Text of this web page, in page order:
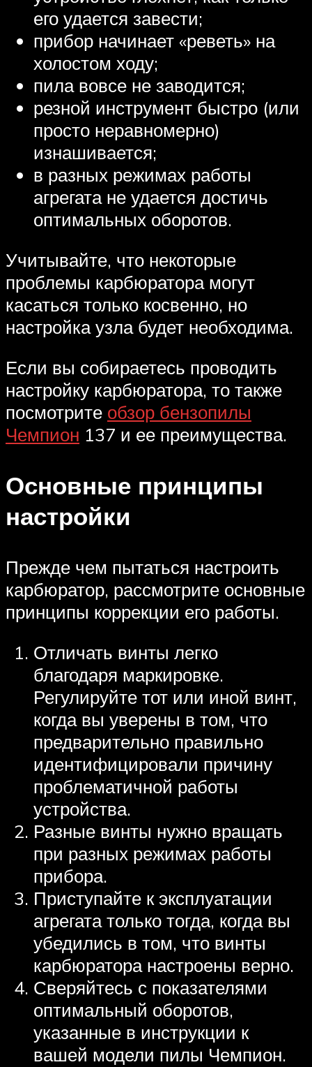
его удается завести;
прибор начинает «реветь» на
холостом ходу;
пила вовсе не заводится;
резной инструмент быстро (или
просто неравномерно)
изнашивается;
в разных режимах работы
агрегата не удается достичь
оптимальных оборотов.
Учитывайте, что некоторые
проблемы карбюратора могут
касаться только косвенно, но
настройка узла будет необходима.
Если вы собираетесь проводить
настройку карбюратора, то также
посмотрите обзор бензопилы
Чемпион 137 и ее преимущества.
Основные принципы
настройки
Прежде чем пытаться настроить
карбюратор, рассмотрите основные
принципы коррекции его работы.
Отличать винты легко
благодаря маркировке.
Регулируйте тот или иной винт,
когда вы уверены в том, что
предварительно правильно
идентифицировали причину
проблематичной работы
устройства.
Разные винты нужно вращать
при разных режимах работы
прибора.
Приступайте к эксплуатации
агрегата только тогда, когда вы
убедились в том, что винты
карбюратора настроены верно.
Сверяйтесь с показателями
оптимальный оборотов,
указанные в инструкции к
вашей модели пилы Чемпион.